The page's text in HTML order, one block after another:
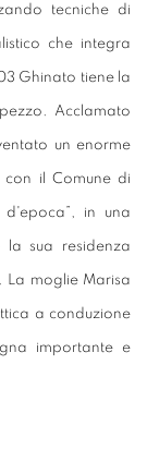
tecniche di
che integra
Ghinato tiene la
Acclamato
un enorme
il Comune di
in una
la sua residenza
La moglie Marisa
a conduzione
importante e